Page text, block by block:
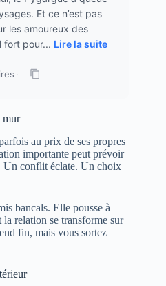
Et ce n’est pas
les amoureux des
fort pour... Lire la suite
·
mur
au prix de ses propres
importante peut prévoir
Un conflit éclate. Un choix
bancals. Elle pousse à
relation se transforme sur
fin, mais vous sortez